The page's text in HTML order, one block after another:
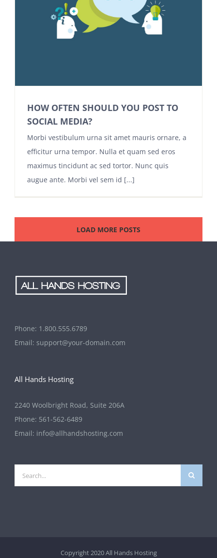
HOW OFTEN SHOULD YOU POST TO
SOCIAL MEDIA?
Morbi vestibulum urna sit amet mauris ornare, a
efficitur urna tempor. Nulla et quam sed eros
maximus tincidunt ac sed tortor. Nunc quis
augue ante. Morbi vel sem id [...]
LOAD MORE POSTS
Phone: 1.800.555.6789
Email: support@your-domain.com
All Hands Hosting
2240 Woolbright Road, Suite 206A
Phone: 561-562-6489
Email: info@allhandshosting.com
for:
Copyright 2020 All Hands Hosting